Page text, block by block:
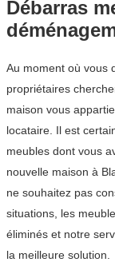
Débarras
Au moment où vous
propriétaires
maison vous
locataire. Il est
meubles dont vous
nouvelle maison à
ne souhaitez pas
situations, les
éliminés et notre
la meilleure solution.